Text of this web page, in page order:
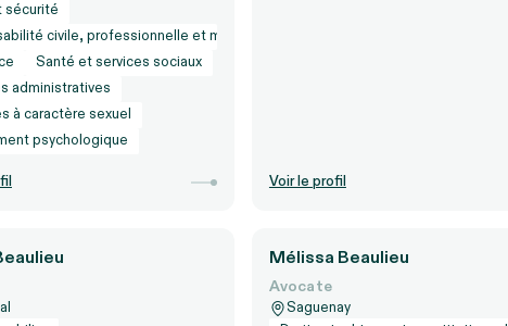
sécurité
civile, professionnelle et médicale
Santé et services sociaux
administratives
à caractère sexuel
psychologique
Voir le profil
Mélissa Beaulieu
Avocate
Saguenay